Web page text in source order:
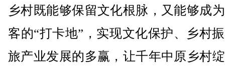
乡村既能够保留文化根脉，又能够成
客的“打卡地”，实现文化保护、乡村
旅产业发展的多赢，让千年中原乡村